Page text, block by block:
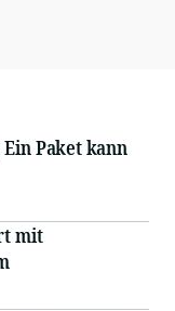
Paket kann
mit